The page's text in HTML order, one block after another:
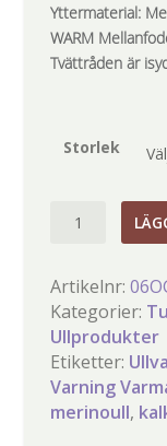
Yttermaterial:
WARM
Tvättråden är
Storlek
Öjbro
Tumvante
Kalk
mängd
Artikelnr:
Kategorier:
Ullprodukter
Etiketter:
Varning
merinoull,